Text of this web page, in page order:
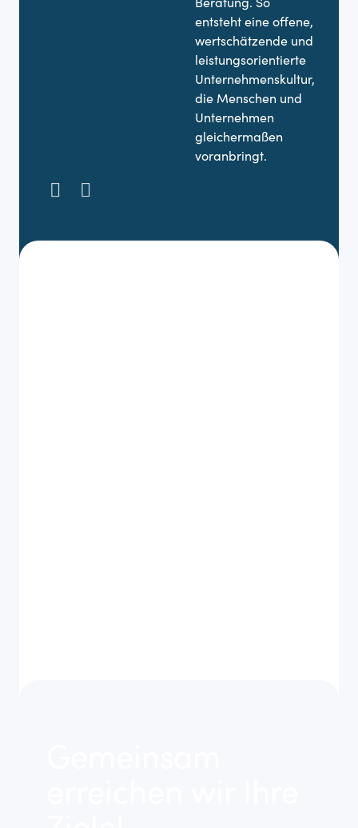
entsteht eine offene,
wertschätzende und
leistungsorientierte
Unternehmenskultur,
die Menschen und
Unternehmen
gleichermaßen
voranbringt.